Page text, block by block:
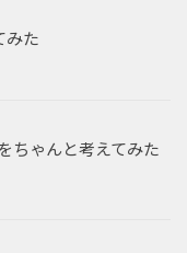
みた
ちゃんと考えてみた